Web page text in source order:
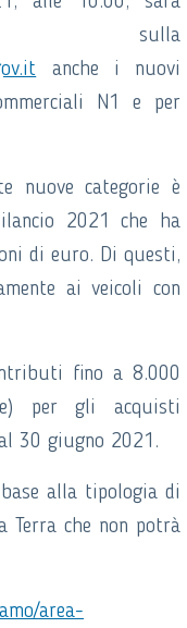
sulla
anche i nuovi
N1 e per
nuove categorie è
2021 che ha
di euro. Di questi,
ai veicoli con
fino a 8.000
per gli acquisti
30 giugno 2021.
alla tipologia di
Terra che non potrà
area-